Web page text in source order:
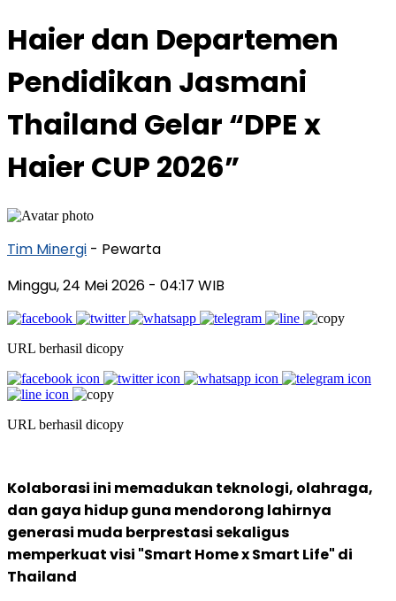
Haier dan Departemen
Pendidikan Jasmani
Thailand Gelar “DPE x
Haier CUP 2026”
Tim Minergi - Pewarta
Minggu, 24 Mei 2026 - 04:17 WIB
URL berhasil dicopy
URL berhasil dicopy
Kolaborasi ini memadukan teknologi, olahraga,
dan gaya hidup guna mendorong lahirnya
generasi muda berprestasi sekaligus
memperkuat visi "Smart Home x Smart Life" di
Thailand